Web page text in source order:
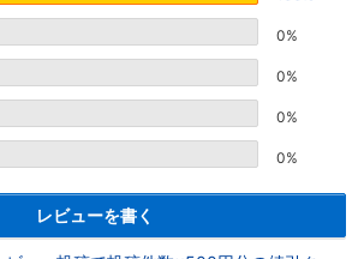
0%
0%
0%
0%
レビューを書く